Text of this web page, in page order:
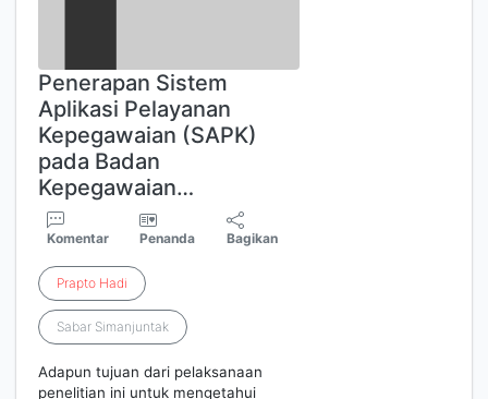
Penerapan Sistem
Aplikasi Pelayanan
Kepegawaian (SAPK)
pada Badan
Kepegawaian…
Komentar Penanda Bagikan
Prapto Hadi
Sabar Simanjuntak
Adapun tujuan dari pelaksanaan
penelitian ini untuk mengetahui